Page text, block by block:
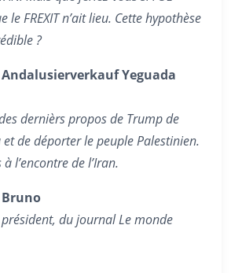
le FREXIT n’ait lieu. Cette hypothèse
?
AndalusierverkaufYeguada
dernièrs propos de Trump de
et de déporter le peuple Palestinien.
l’encontre de l’Iran.
Bruno
président, du journal Le monde